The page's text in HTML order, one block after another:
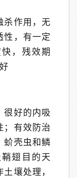
杀作用，无
性，有一定
，残效期
很好的内吸
；有效防治
蚧壳虫和鳞
翅目的天
壤处理，